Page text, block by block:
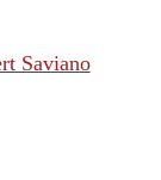
Saviano